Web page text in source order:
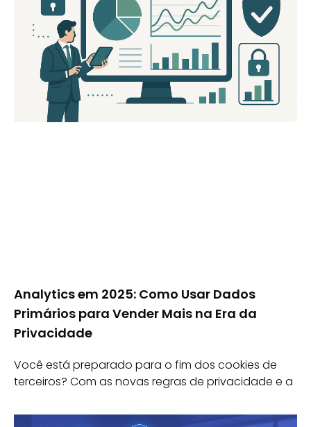
Analytics em 2025: Como Usar Dados
Primários para Vender Mais na Era da
Privacidade
Você está preparado para o fim dos cookies de
terceiros? Com as novas regras de privacidade e a